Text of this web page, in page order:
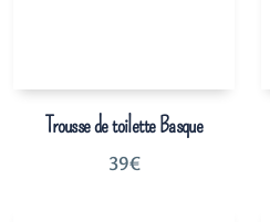
Trousse de toilette Basque
39€